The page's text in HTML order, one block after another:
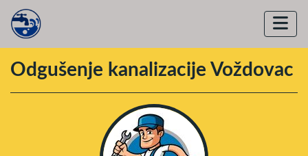
Odgušenje kanalizacije Voždovac